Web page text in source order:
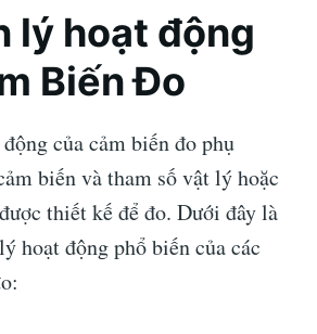
lý hoạt động
Biến Đo
của cảm biến đo phụ
biến và tham số vật lý hoặc
thiết kế để đo. Dưới đây là
hoạt động phổ biến của các